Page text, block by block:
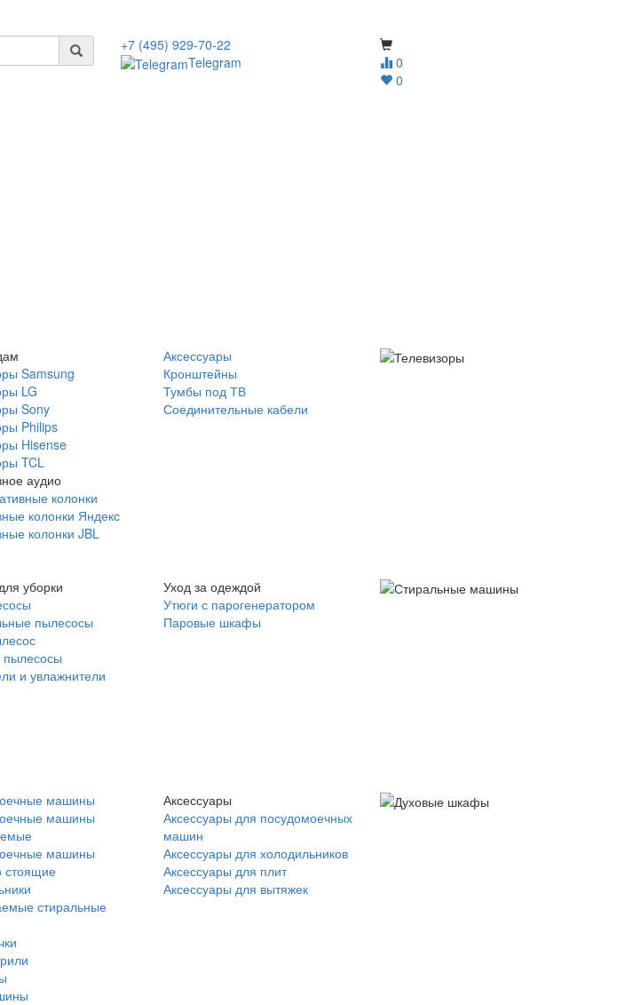
0
0
+7 (495) 929-70-22
Telegram
Samsung
LG
Sony
Philips
Hisense
TCL
аудио
колонки
колонки Яндекс
колонки JBL
Аксессуары
Кронштейны
Тумбы под ТВ
Соединительные кабели
уборки
пылесосы
и увлажнители
Уход за одеждой
Утюги с парогенератором
Паровые шкафы
машины
машины
машины
стоящие
стиральные
Аксессуары
Аксессуары для посудомоечных
машин
Аксессуары для холодильников
Аксессуары для плит
Аксессуары для вытяжек